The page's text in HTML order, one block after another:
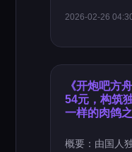
2026-02-26
《开炮吧方
54元，构筑
一样的肉鸽之
概要：由国人